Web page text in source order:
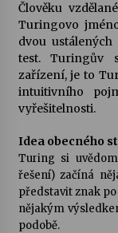
Člověku
Turingovo
dvou
test. Turingův
zařízení, je to
intuitivního
vyřešitelnosti.
Idea obecného
Turing si
řešení) začíná
představit znak
nějakým
podobě.